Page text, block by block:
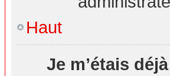
Haut
Je m’étais